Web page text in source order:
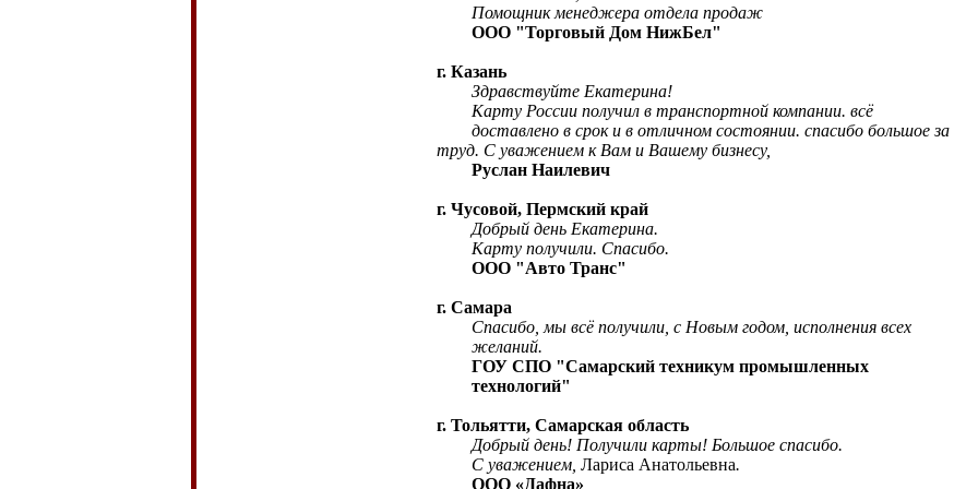
Помощник менеджера отдела продаж
ООО "Торговый Дом НижБел"
г. Казань
Здравствуйте Екатерина!
Карту России получил в транспортной компании. всё
доставлено в срок и в отличном состоянии. спасибо большое за
труд. C уважением к Вам и Вашему бизнесу,
Руслан Наилевич
г. Чусовой, Пермский край
Добрый день Екатерина.
Карту получили. Спасибо.
ООО "Авто Транс"
г. Самара
Спасибо, мы всё получили, с Новым годом, исполнения всех
желаний.
ГОУ СПО "Самарский техникум промышленных
технологий"
г. Тольятти, Самарская область
Добрый день! Получили карты! Большое спасибо.
С уважением, Лариса Анатольевна.
ООО «Дафна»